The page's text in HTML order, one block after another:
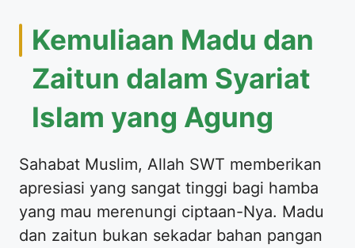
Kemuliaan Madu dan
Zaitun dalam Syariat
Islam yang Agung
Sahabat Muslim, Allah SWT memberikan
apresiasi yang sangat tinggi bagi hamba
yang mau merenungi ciptaan-Nya. Madu
dan zaitun bukan sekadar bahan pangan